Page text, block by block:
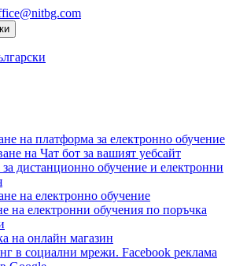
на платформа за електронно обучение
на Чат бот за вашият уебсайт
дистанционно обучение и електронни
на електронно обучение
на електронни обучения по поръчка
на онлайн магазин
в социални мрежи. Facebook реклама